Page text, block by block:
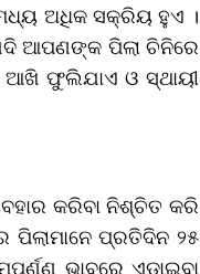
ଅଧିକ ସକ୍ରିୟ ହୁଏ ।
ଆପଣଙ୍କ ପିଲା ଚିନିରେ
ଆଖି ଫୁଲିଯାଏ ଓ ସ୍ଥାୟୀ
କରିବା ନିଶ୍ଚିତ କରି
ପିଲାମାନେ ପ୍ରତିଦିନ ୨୫
ଭାବରେ ଏଡାଇବା